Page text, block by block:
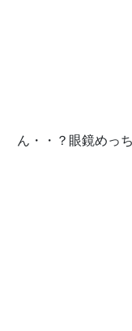
ん・・？眼鏡めっ